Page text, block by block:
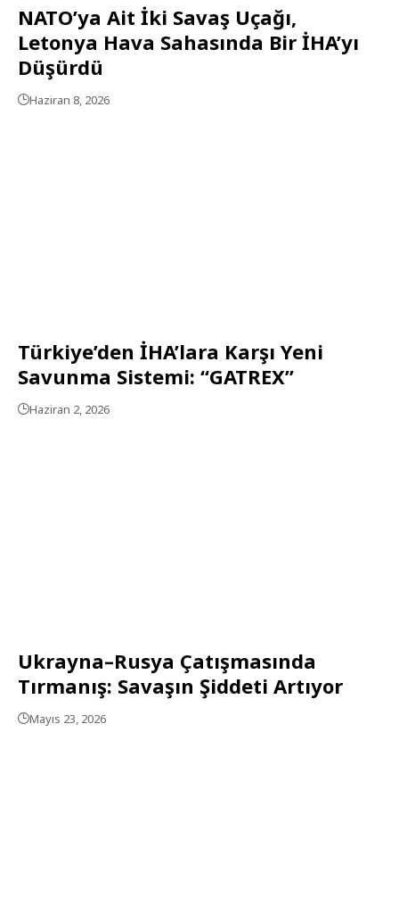
NATO’ya Ait İki Savaş Uçağı,
Letonya Hava Sahasında Bir İHA’yı
Düşürdü
Haziran 8, 2026
Türkiye’den İHA’lara Karşı Yeni
Savunma Sistemi: “GATREX”
Haziran 2, 2026
Ukrayna–Rusya Çatışmasında
Tırmanış: Savaşın Şiddeti Artıyor
Mayıs 23, 2026